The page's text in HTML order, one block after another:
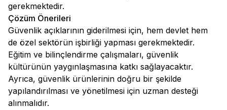
gerekmektedir.
Çözüm Önerileri
Güvenlik açıklarının giderilmesi için, hem devlet hem
de özel sektörün işbirliği yapması gerekmektedir.
Eğitim ve bilinçlendirme çalışmaları, güvenlik
kültürünün yaygınlaşmasına katkı sağlayacaktır.
Ayrıca, güvenlik ürünlerinin doğru bir şekilde
yapılandırılması ve yönetilmesi için uzman desteği
alınmalıdır.